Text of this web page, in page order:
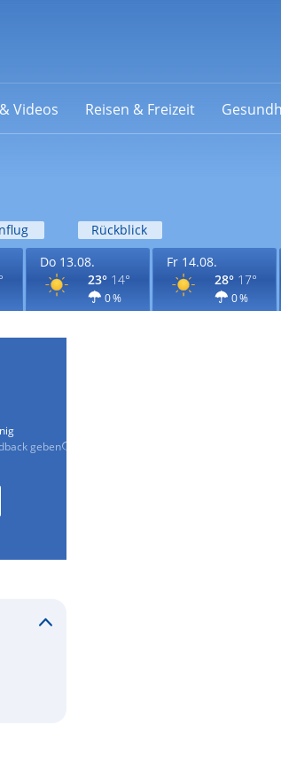
Videos Reisen & Freizeit
Rückblick
Do 13.08.
23° 14°
0 %
Fr 14.08.
28° 17°
0 %
geben